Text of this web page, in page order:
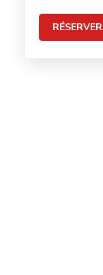
RÉSERVER